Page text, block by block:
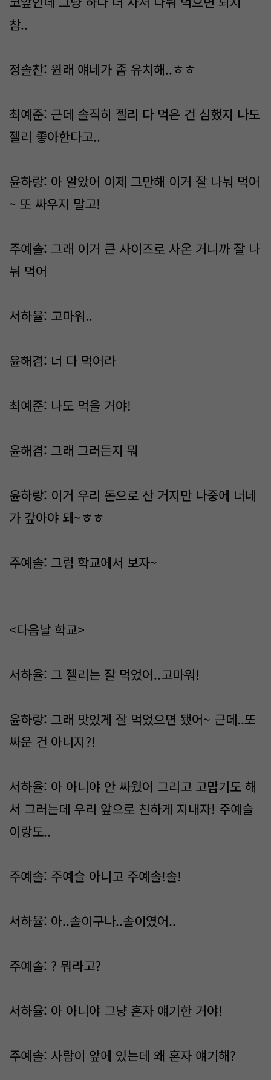
참..
정솔찬: 원래 얘네가 좀 유치해..ㅎㅎ
최예준: 근데 솔직히 젤리 다 먹은 건 심했지 나도
젤리 좋아한다고..
윤하랑: 아 알았어 이제 그만해 이거 잘 나눠 먹어
~ 또 싸우지 말고!
주예솔: 그래 이거 큰 사이즈로 사온 거니까 잘 나
눠 먹어
서하율: 고마워..
윤해겸: 너 다 먹어라
최예준: 나도 먹을 거야!
윤해겸: 그래 그러든지 뭐
윤하랑: 이거 우리 돈으로 산 거지만 나중에 너네
가 갚아야 돼~ㅎㅎ
주예솔: 그럼 학교에서 보자~
<다음날 학교>
서하율: 그 젤리는 잘 먹었어..고마워!
윤하랑: 그래 맛있게 잘 먹었으면 됐어~ 근데..또
싸운 건 아니지?!
서하율: 아 아니야 안 싸웠어 그리고 고맙기도 해
서 그러는데 우리 앞으로 친하게 지내자! 주예슬
이랑도..
주예솔: 주예슬 아니고 주예솔!솔!
서하율: 아..솔이구나..솔이였어..
주예솔: ? 뭐라고?
서하율: 아 아니야 그냥 혼자 얘기한 거야!
주예솔: 사람이 앞에 있는데 왜 혼자 얘기해?